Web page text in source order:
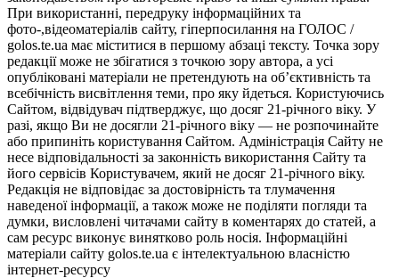
При використанні, передруку інформаційних та
фото-,відеоматеріалів сайту, гіперпосилання на ГОЛОС /
golos.te.ua має міститися в першому абзаці тексту. Точка зору
редакції може не збігатися з точкою зору автора, а усі
опубліковані матеріали не претендують на об’єктивність та
всебічність висвітлення теми, про яку йдеться. Користуючись
Сайтом, відвідувач підтверджує, що досяг 21-річного віку. У
разі, якщо Ви не досягли 21-річного віку — не розпочинайте
або припиніть користування Сайтом. Адміністрація Сайту не
несе відповідальності за законність використання Сайту та
його сервісів Користувачем, який не досяг 21-річного віку.
Редакція не відповідає за достовірність та тлумачення
наведеної інформації, а також може не поділяти погляди та
думки, висловлені читачами сайту в коментарях до статей, а
сам ресурс виконує винятково роль носія. Інформаційні
матеріали сайту golos.te.ua є інтелектуальною власністю
інтернет-ресурсу